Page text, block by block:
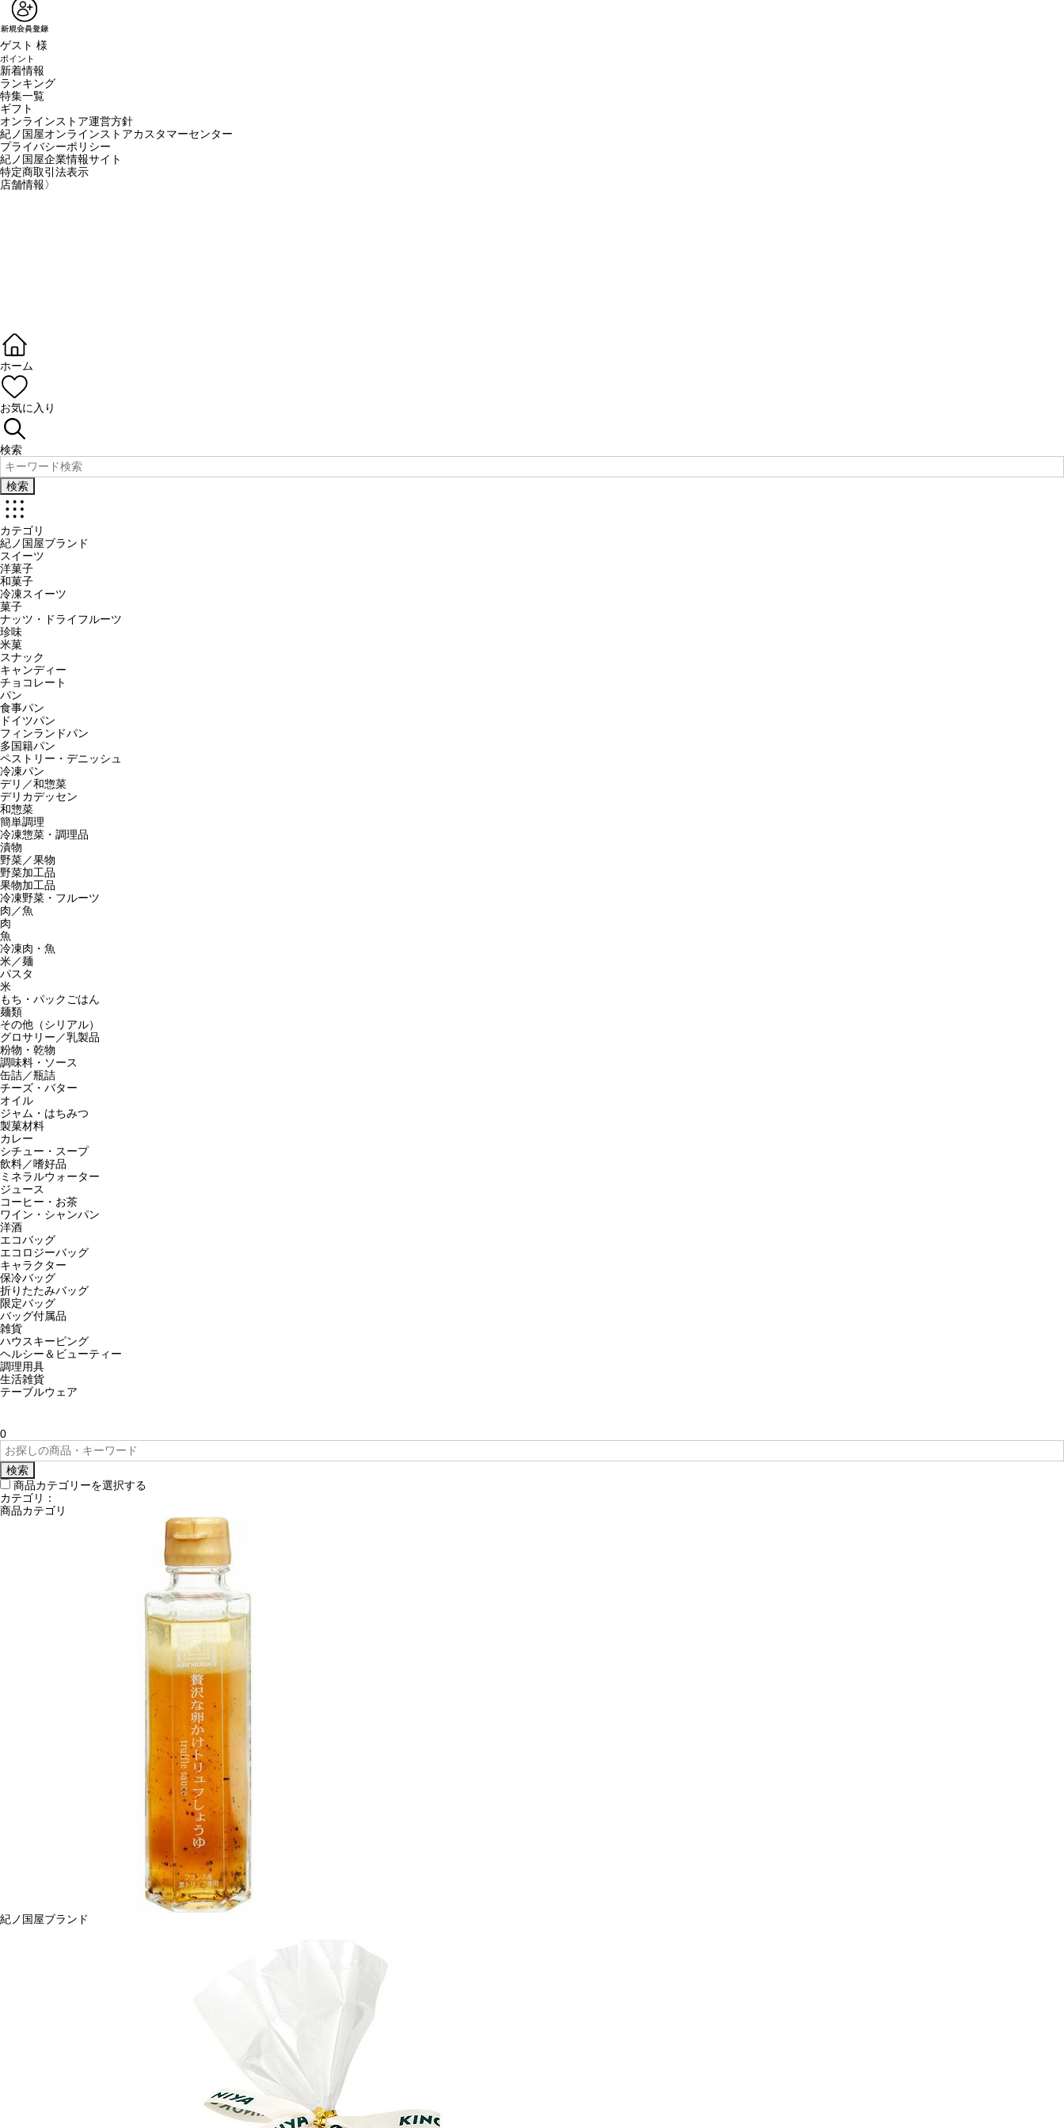
ゲスト 様
ポイント
新着情報
ランキング
特集一覧
ギフト
オンラインストア運営方針
紀ノ国屋オンラインストアカスタマーセンター
プライバシーポリシー
紀ノ国屋企業情報サイト
特定商取引法表示
店舗情報〉
ホーム
お気に入り
検索
検索
カテゴリ
紀ノ国屋ブランド
スイーツ
洋菓子
和菓子
冷凍スイーツ
菓子
ナッツ・ドライフルーツ
珍味
米菓
スナック
キャンディー
チョコレート
パン
食事パン
ドイツパン
フィンランドパン
多国籍パン
ペストリー・デニッシュ
冷凍パン
デリ／和惣菜
デリカデッセン
和惣菜
簡単調理
冷凍惣菜・調理品
漬物
野菜／果物
野菜加工品
果物加工品
冷凍野菜・フルーツ
肉／魚
肉
魚
冷凍肉・魚
米／麺
パスタ
米
もち・パックごはん
麺類
その他（シリアル）
グロサリー／乳製品
粉物・乾物
調味料・ソース
缶詰／瓶詰
チーズ・バター
オイル
ジャム・はちみつ
製菓材料
カレー
シチュー・スープ
飲料／嗜好品
ミネラルウォーター
ジュース
コーヒー・お茶
ワイン・シャンパン
洋酒
エコバッグ
エコロジーバッグ
キャラクター
保冷バッグ
折りたたみバッグ
限定バッグ
バッグ付属品
雑貨
ハウスキーピング
ヘルシー＆ビューティー
調理用具
生活雑貨
テーブルウェア
0
検索
商品カテゴリーを選択する
カテゴリ：
商品カテゴリ
紀ノ国屋ブランド